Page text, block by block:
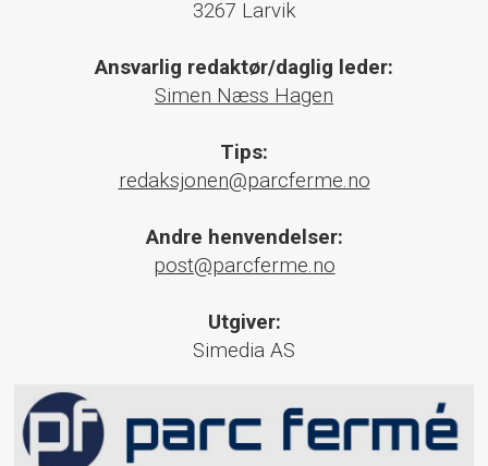
3267 Larvik
Ansvarlig redaktør/daglig leder:
Simen Næss Hagen
Tips:
redaksjonen@parcferme.no
Andre henvendelser:
post@parcferme.no
Utgiver:
Simedia AS